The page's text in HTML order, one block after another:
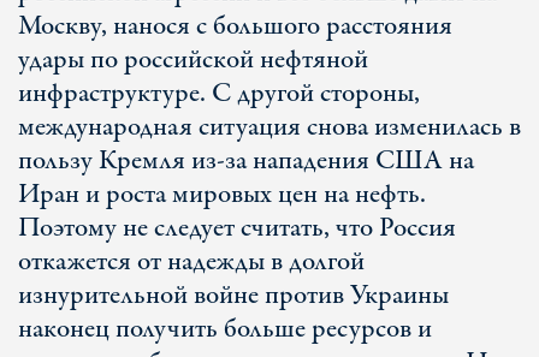
Москву, нанося с большого расстояния
удары по российской нефтяной
инфраструктуре. С другой стороны,
международная ситуация снова изменилась в
пользу Кремля из-за нападения США на
Иран и роста мировых цен на нефть.
Поэтому не следует считать, что Россия
откажется от надежды в долгой
изнурительной войне против Украины
наконец получить больше ресурсов и